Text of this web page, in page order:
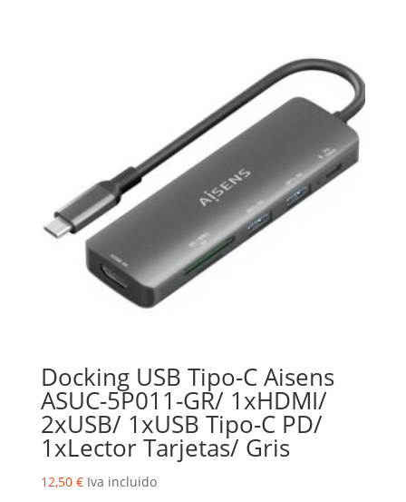
Docking USB Tipo-C Aisens
ASUC-5P011-GR/ 1xHDMI/
2xUSB/ 1xUSB Tipo-C PD/
1xLector Tarjetas/ Gris
12,50 € Iva incluido